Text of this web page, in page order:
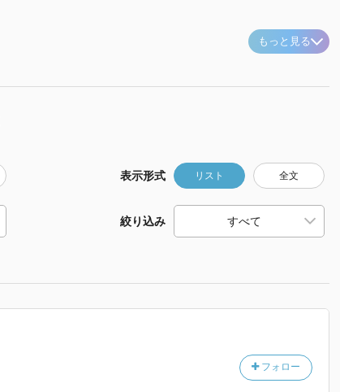
もっと見る
表示形式 リスト 全文
絞り込み
フォロー